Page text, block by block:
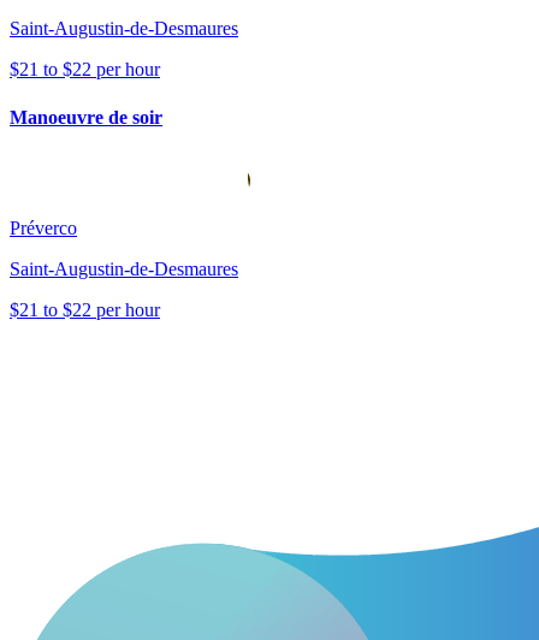
Saint-Augustin-de-Desmaures
$21 to $22 per hour
Manoeuvre de soir
Préverco
Saint-Augustin-de-Desmaures
$21 to $22 per hour